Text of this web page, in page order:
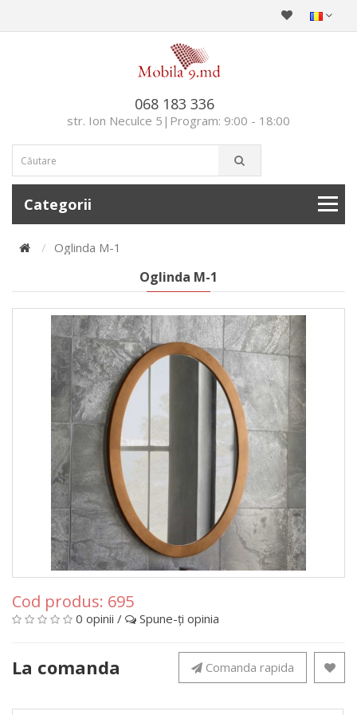
068 183 336
str. Ion Neculce 5|Program: 9:00 - 18:00
Categorii
Oglinda M-1
Oglinda M-1
Cod produs: 695
0 opinii / Spune-ţi opinia
La comanda Comanda rapida